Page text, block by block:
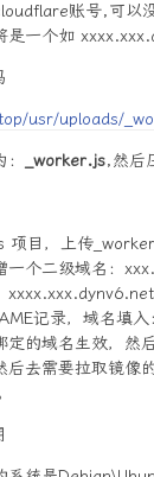
账号,可以
是一个如
usr/uploads/
_worker.js,然后
项目，上传
一个二级域名：
记录，域名填
定的域名生效，然
后去需要拉取镜像